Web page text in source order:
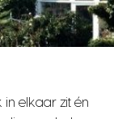
elkaar zit én